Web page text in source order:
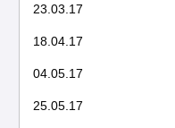
23.03.17
18.04.17
04.05.17
25.05.17